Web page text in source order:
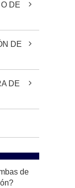
DE
DE
DE
de